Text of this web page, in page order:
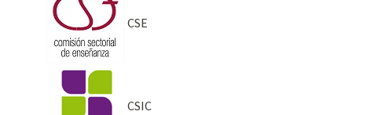
CSE
CSIC